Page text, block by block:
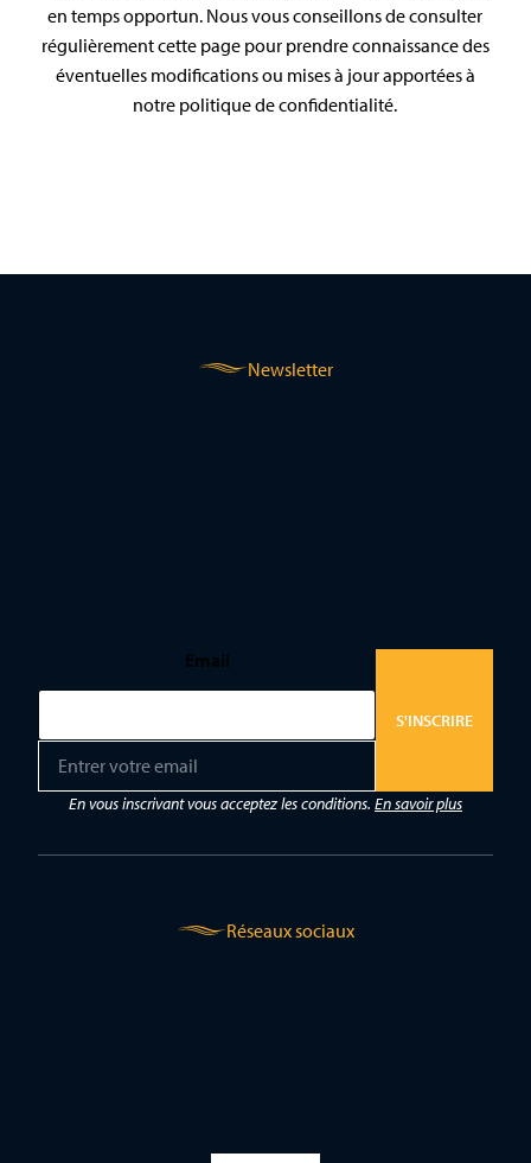
en temps opportun. Nous vous conseillons de consulter
régulièrement cette page pour prendre connaissance des
éventuelles modifications ou mises à jour apportées à
notre politique de confidentialité.
Newsletter
Email
E
a
*
S'INSCRIRE
En vous inscrivant vous acceptez les conditions. En savoir plus
Réseaux sociaux